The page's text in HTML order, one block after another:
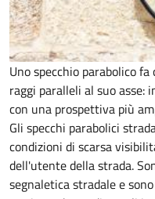
Uno specchio parabolico
raggi paralleli al suo asse:
con una prospettiva più
Gli specchi parabolici
condizioni di scarsa
dell'utente della strada.
segnaletica stradale e